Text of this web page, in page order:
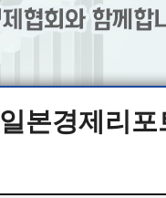
일본경제리포